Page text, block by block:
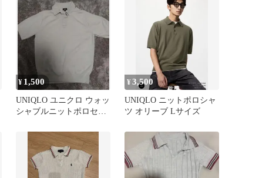
¥ 1,500
UNIQLO ユニクロ ウォッ
シャブルニットポロセー
イズM
¥3,500
UNIQLO ニットポロシャ
ツ オリーブ Lサイズ